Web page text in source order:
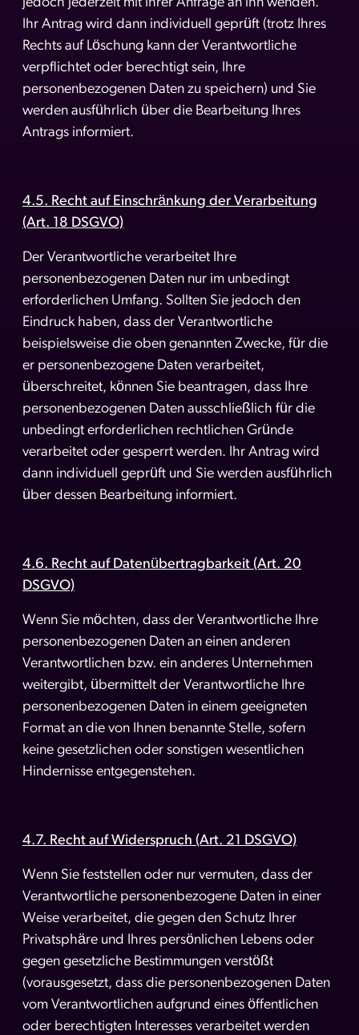
Ihr Antrag wird dann individuell geprüft (trotz Ihres
Rechts auf Löschung kann der Verantwortliche
verpflichtet oder berechtigt sein, Ihre
personenbezogenen Daten zu speichern) und Sie
werden ausführlich über die Bearbeitung Ihres
Antrags informiert.
4.5. Recht auf Einschränkung der Verarbeitung
(Art. 18 DSGVO)
Der Verantwortliche verarbeitet Ihre
personenbezogenen Daten nur im unbedingt
erforderlichen Umfang. Sollten Sie jedoch den
Eindruck haben, dass der Verantwortliche
beispielsweise die oben genannten Zwecke, für die
er personenbezogene Daten verarbeitet,
überschreitet, können Sie beantragen, dass Ihre
personenbezogenen Daten ausschließlich für die
unbedingt erforderlichen rechtlichen Gründe
verarbeitet oder gesperrt werden. Ihr Antrag wird
dann individuell geprüft und Sie werden ausführlich
über dessen Bearbeitung informiert.
4.6. Recht auf Datenübertragbarkeit (Art. 20
DSGVO)
Wenn Sie möchten, dass der Verantwortliche Ihre
personenbezogenen Daten an einen anderen
Verantwortlichen bzw. ein anderes Unternehmen
weitergibt, übermittelt der Verantwortliche Ihre
personenbezogenen Daten in einem geeigneten
Format an die von Ihnen benannte Stelle, sofern
keine gesetzlichen oder sonstigen wesentlichen
Hindernisse entgegenstehen.
4.7. Recht auf Widerspruch (Art. 21 DSGVO)
Wenn Sie feststellen oder nur vermuten, dass der
Verantwortliche personenbezogene Daten in einer
Weise verarbeitet, die gegen den Schutz Ihrer
Privatsphäre und Ihres persönlichen Lebens oder
gegen gesetzliche Bestimmungen verstößt
(vorausgesetzt, dass die personenbezogenen Daten
vom Verantwortlichen aufgrund eines öffentlichen
oder berechtigten Interesses verarbeitet werden